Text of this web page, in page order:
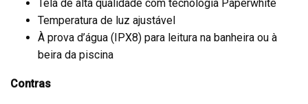
Tela de alta qualidade com tecnologia Paperwhite
Temperatura de luz ajustável
À prova d’água (IPX8) para leitura na banheira ou à
beira da piscina
Contras